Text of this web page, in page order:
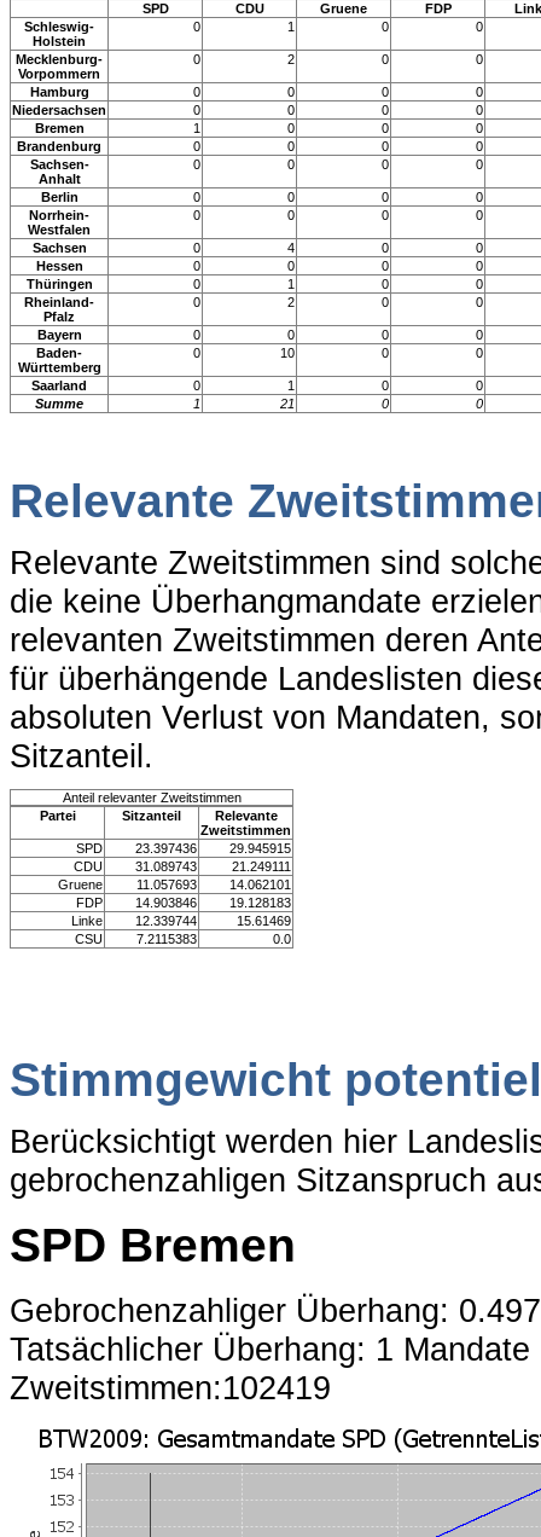
SPD
CDU Gruene FDP
Schleswig-
Holstein
0 1 0 0
Mecklenburg-
Vorpommern
0 2 0 0
Hamburg 0 0 0
0
Niedersachsen
0 0 0
0
Bremen
1 0 0
0
Brandenburg
0 0 0
0
Sachsen-
Anhalt
0 0 0 0
Berlin 0 0 0
0
Norrhein-
Westfalen
0 0 0 0
Sachsen 0 4 0
0
Hessen
0 0 0
0
Thüringen
0 1 0
0
Rheinland-
Pfalz
0 2 0 0
Bayern 0 0 0
0
Baden-
Württemberg
0 10 0 0
Saarland 0 1 0
0
Summe
1 21 0 0
Relevante
Relevante Zweitstimmen sind
die keine Überhangmandate
relevanten Zweitstimmen deren
für überhängende Landeslisten
absoluten Verlust von Mandaten,
Sitzanteil.
Anteil relevanter Zweitstimmen
Partei
Sitzanteil
Relevante
Zweitstimmen
SPD
23.397436
29.945915
CDU
31.089743
21.249111
Gruene
11.057693
14.062101
FDP
14.903846
19.128183
Linke
12.339744
15.61469
CSU
7.2115383 0.0
Stimmgewicht
Berücksichtigt werden hier
gebrochenzahligen Sitzanspruch
SPD Bremen
Gebrochenzahliger Überhang:
Tatsächlicher Überhang: 1 Mandate
Zweitstimmen:102419